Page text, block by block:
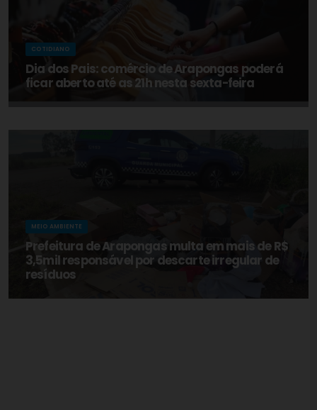
COTIDIANO
Dia dos Pais: comércio de Arapongas poderá
ficar aberto até as 21h nesta sexta-feira
MEIO AMBIENTE
Prefeitura de Arapongas multa em mais de R$
3,5mil responsável por descarte irregular de
resíduos